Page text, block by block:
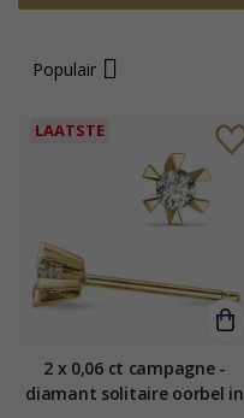
Populair
LAATSTE
2 x 0,06 ct campagne -
diamant solitaire oorbel in